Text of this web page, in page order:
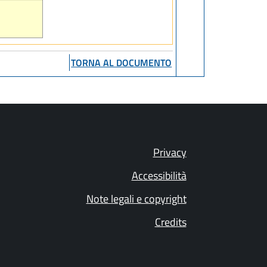
TORNA AL DOCUMENTO
Privacy
Accessibilità
Note legali e copyright
Credits